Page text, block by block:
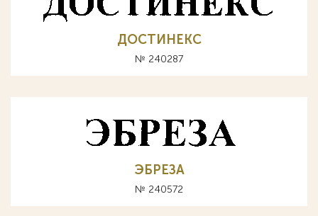
ДОСТИНЕКС
№ 240287
ЭБРЕЗА
№ 240572